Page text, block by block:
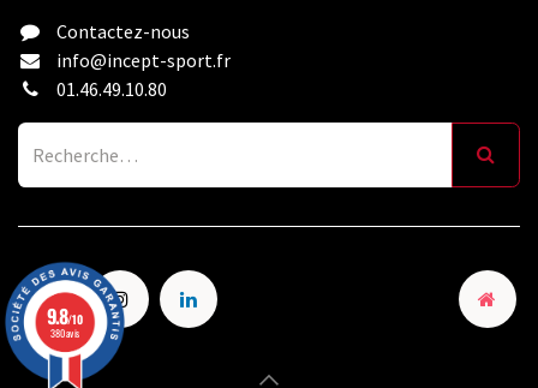
Contactez-nous
info@incept-sport.fr
01.46.49.10.80
9.8/10
380 avis